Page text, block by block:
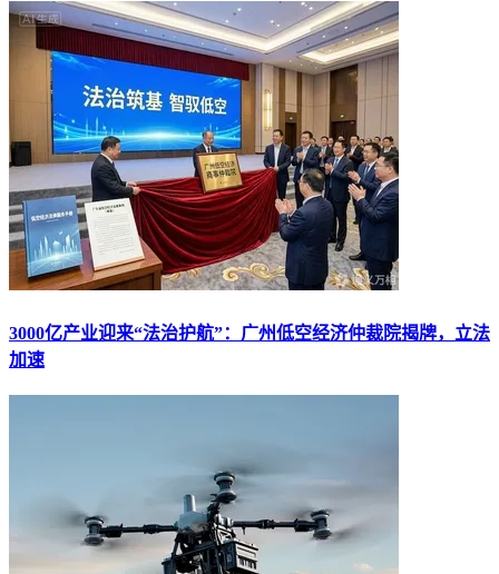
3000亿产业迎来“法治护航”：广州低空经济仲裁院揭牌，立法
加速